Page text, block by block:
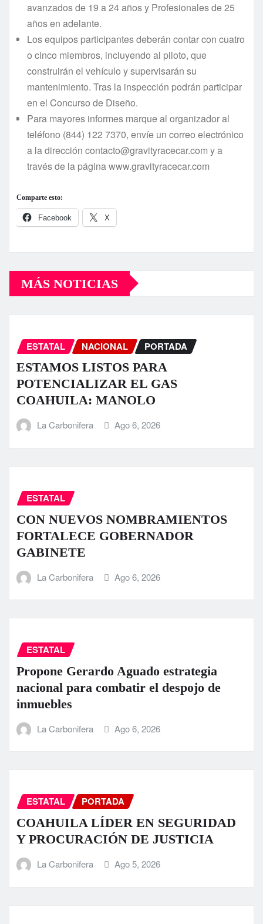
avanzados de 19 a 24 años y Profesionales de 25
años en adelante.
Los equipos participantes deberán contar con cuatro
o cinco miembros, incluyendo al piloto, que
construirán el vehí­culo y supervisarán su
mantenimiento. Tras la inspección podrán participar
en el Concurso de Diseño.
Para mayores informes marque al organizador al
teléfono (844) 122 7370, enví­e un correo electrónico
a la dirección contacto@gravityracecar.com y a
través de la página www.gravityracecar.com
Comparte esto:
Facebook X
MÁS NOTICIAS
ESTATAL NACIONAL PORTADA
ESTAMOS LISTOS PARA
POTENCIALIZAR EL GAS
COAHUILA: MANOLO
La Carbonifera Ago 6, 2026
ESTATAL
CON NUEVOS NOMBRAMIENTOS
FORTALECE GOBERNADOR
GABINETE
La Carbonifera Ago 6, 2026
ESTATAL
Propone Gerardo Aguado estrategia
nacional para combatir el despojo de
inmuebles
La Carbonifera Ago 6, 2026
ESTATAL PORTADA
COAHUILA LÍDER EN SEGURIDAD
Y PROCURACIÓN DE JUSTICIA
La Carbonifera Ago 5, 2026